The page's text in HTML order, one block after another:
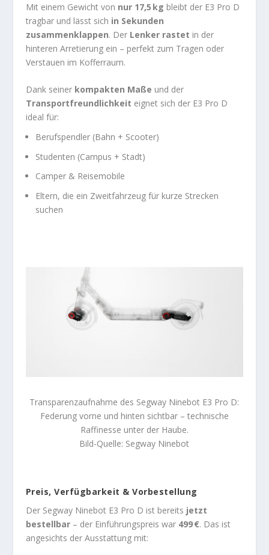
Mit einem Gewicht von nur 17,5 kg bleibt der E3 Pro D
tragbar und lässt sich in Sekunden
zusammenklappen. Der Lenker rastet in der
hinteren Arretierung ein – perfekt zum Tragen oder
Verstauen im Kofferraum.
Dank seiner kompakten Maße und der
Transportfreundlichkeit eignet sich der E3 Pro D
ideal für:
Berufspendler (Bahn + Scooter)
Studenten (Campus + Stadt)
Camper & Reisemobile
Eltern, die ein Zweitfahrzeug für kurze Strecken
suchen
Transparenzaufnahme des Segway Ninebot E3 Pro D:
Federung vorne und hinten sichtbar – technische
Raffinesse unter der Haube.
Bild-Quelle: Segway Ninebot
Preis, Verfügbarkeit & Vorbestellung
Der Segway Ninebot E3 Pro D ist bereits jetzt
bestellbar– der Einführungspreis war 499 €. Das ist
angesichts der Ausstattung mit: